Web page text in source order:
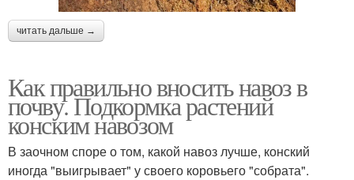
читать дальше →
Как правильно вносить навоз в
почву. Подкормка растений
конским навозом
В заочном споре о том, какой навоз лучше, конский
иногда "выигрывает" у своего коровьего "собрата".